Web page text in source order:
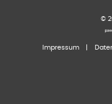
©
Impressum